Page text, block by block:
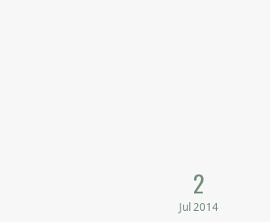
2
Jul 2014